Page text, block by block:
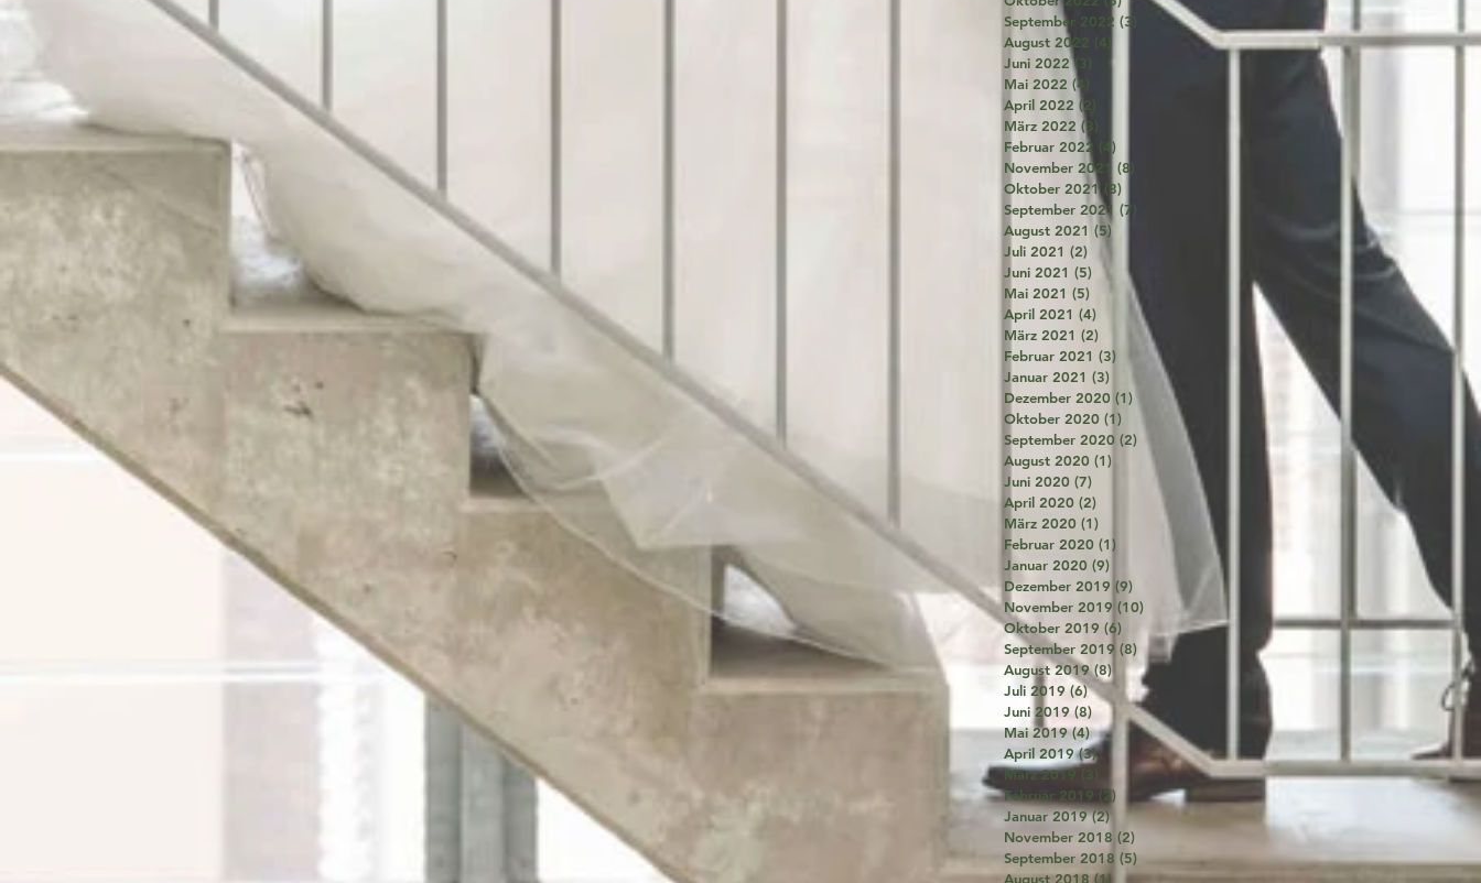
September 2022 (3)
3 Beiträge
August 2022 (4)
Juni 2022 (3)
Mai 2022 (4)
April 2022 (2)
März 2022 (3)
Februar 2022 (4)
November 2021 (8)
Oktober 2021 (8)
September 2021 (7)
August 2021 (5)
Juli 2021 (2) 2 Beiträge
Juni 2021 (5) 5 Beiträge
Mai 2021 (5) 5 Beiträge
April 2021 (4) 4 Beiträge
März 2021 (2) 2 Beiträge
Februar 2021 (3) 3 Beiträge
Januar 2021 (3) 3 Beiträge
Dezember 2020 (1)1 Beitrag
Oktober 2020 (1) 1 Beitrag
September 2020 (2) 2 Beiträge
August 2020 (1) 1 Beitrag
Juni 2020 (7) 7 Beiträge
April 2020 (2) 2 Beiträge
März 2020 (1)
Februar 2020 (1)
Januar 2020 (9)
Dezember 2019 (9)
November 2019 (10) 10 Beiträge
Oktober 2019 (6) 6 Beiträge
September 2019 (8) 8 Beiträge
August 2019 (8) 8 Beiträge
Juli 2019 (6)6 Beiträge
Juni 2019 (8)8 Beiträge
Mai 2019 (4)4 Beiträge
April 2019 (3)3 Beiträge
März 2019 (3) 3 Beiträge
Februar 2019 (2) 2 Beiträge
Januar 2019 (2)2 Beiträge
November 2018 (2)
September 2018 (5) 5 Beiträge
August 2018 (1) 1 Beitrag